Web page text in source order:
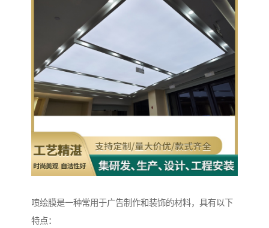
喷绘膜是一种常用于广告制作和装饰的材料，具有以下
特点：